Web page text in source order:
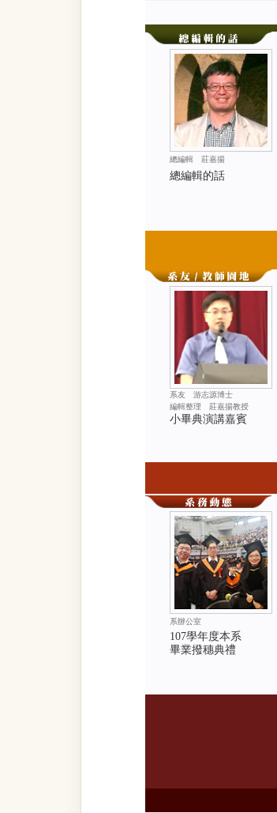
總編輯 莊嘉揚
總編輯的話
系友 游志源博士
編輯整理 莊嘉揚教授
小畢典演講嘉賓
系辦公室
107學年度本系
畢業撥穗典禮